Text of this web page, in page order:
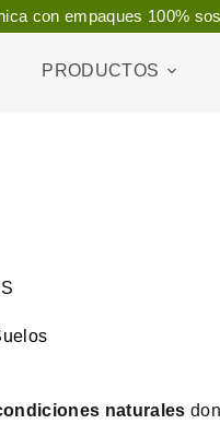
con empaques 100%
PRODUCTOS
naturales